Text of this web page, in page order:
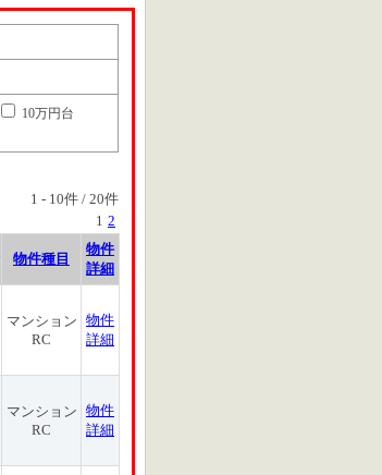
10万円台
1 - 10件 / 20件
1 2
物件種目
物件
詳細
マンション
RC
物件
詳細
マンション
RC
物件
詳細